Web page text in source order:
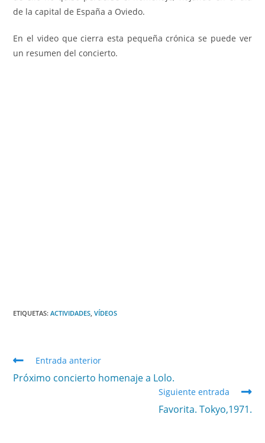
de la capital de España a Oviedo.
En el video que cierra esta pequeña crónica se puede ver
un resumen del concierto.
ETIQUETAS:ACTIVIDADES, VÍDEOS
Entrada anterior
Próximo concierto homenaje a Lolo.
Siguiente entrada
Favorita. Tokyo,1971.